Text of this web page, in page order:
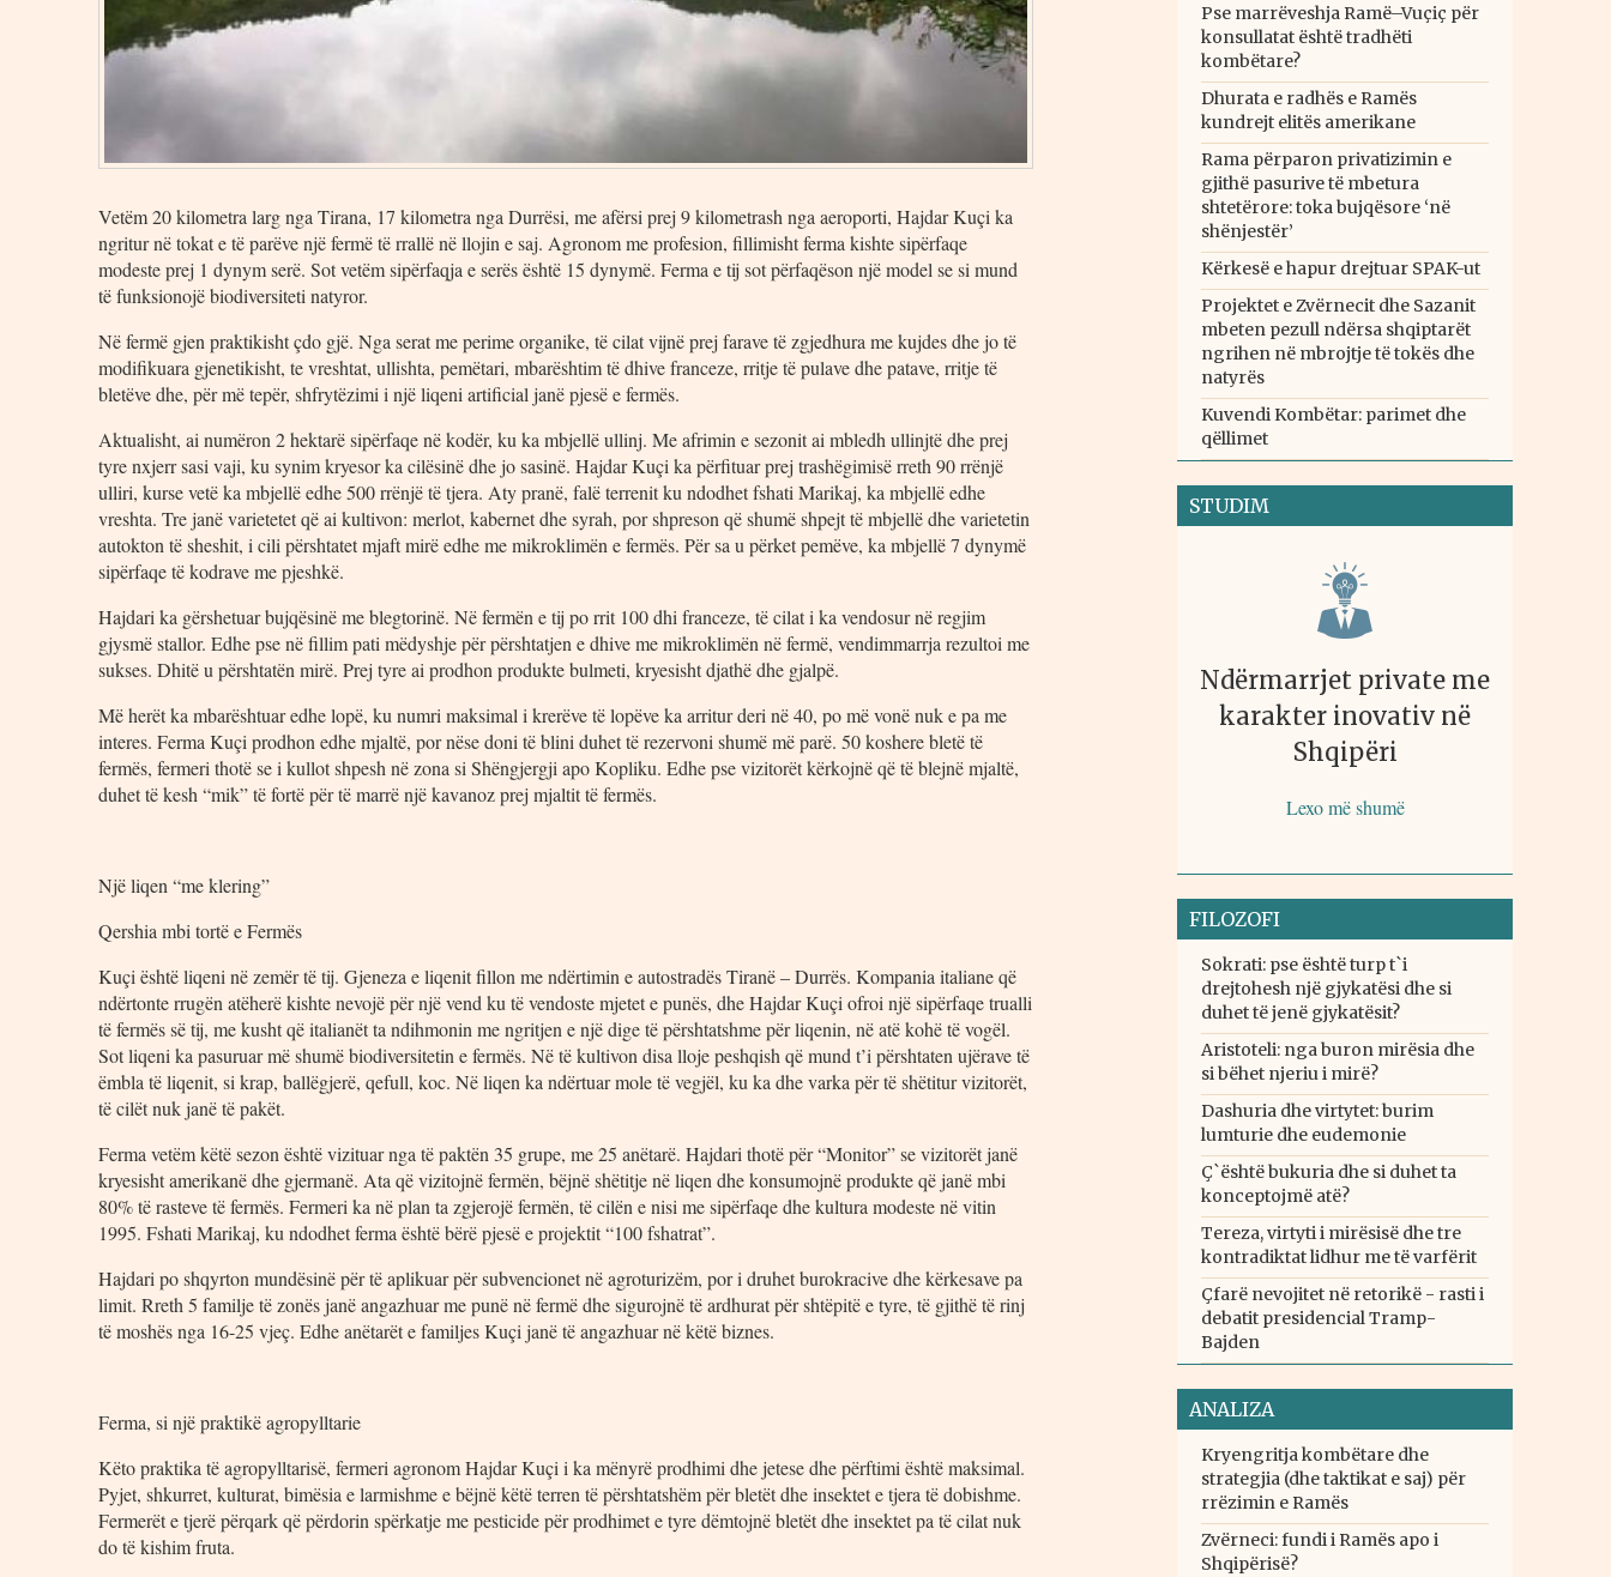
Vetëm 20 kilometra larg nga Tirana, 17 kilometra nga Durrësi, me afërsi prej 9 kilometrash nga aeroporti, Hajdar Kuçi ka
ngritur në tokat e të parëve një fermë të rrallë në llojin e saj. Agronom me profesion, fillimisht ferma kishte sipërfaqe
modeste prej 1 dynym serë. Sot vetëm sipërfaqja e serës është 15 dynymë. Ferma e tij sot përfaqëson një model se si mund
të funksionojë biodiversiteti natyror.
Në fermë gjen praktikisht çdo gjë. Nga serat me perime organike, të cilat vijnë prej farave të zgjedhura me kujdes dhe jo të
modifikuara gjenetikisht, te vreshtat, ullishta, pemëtari, mbarështim të dhive franceze, rritje të pulave dhe patave, rritje të
bletëve dhe, për më tepër, shfrytëzimi i një liqeni artificial janë pjesë e fermës.
Aktualisht, ai numëron 2 hektarë sipërfaqe në kodër, ku ka mbjellë ullinj. Me afrimin e sezonit ai mbledh ullinjtë dhe prej
tyre nxjerr sasi vaji, ku synim kryesor ka cilësinë dhe jo sasinë. Hajdar Kuçi ka përfituar prej trashëgimisë rreth 90 rrënjë
ulliri, kurse vetë ka mbjellë edhe 500 rrënjë të tjera. Aty pranë, falë terrenit ku ndodhet fshati Marikaj, ka mbjellë edhe
vreshta. Tre janë varietetet që ai kultivon: merlot, kabernet dhe syrah, por shpreson që shumë shpejt të mbjellë dhe varietetin
autokton të sheshit, i cili përshtatet mjaft mirë edhe me mikroklimën e fermës. Për sa u përket pemëve, ka mbjellë 7 dynymë
sipërfaqe të kodrave me pjeshkë.
Hajdari ka gërshetuar bujqësinë me blegtorinë. Në fermën e tij po rrit 100 dhi franceze, të cilat i ka vendosur në regjim
gjysmë stallor. Edhe pse në fillim pati mëdyshje për përshtatjen e dhive me mikroklimën në fermë, vendimmarrja rezultoi me
sukses. Dhitë u përshtatën mirë. Prej tyre ai prodhon produkte bulmeti, kryesisht djathë dhe gjalpë.
Më herët ka mbarështuar edhe lopë, ku numri maksimal i krerëve të lopëve ka arritur deri në 40, po më vonë nuk e pa me
interes. Ferma Kuçi prodhon edhe mjaltë, por nëse doni të blini duhet të rezervoni shumë më parë. 50 koshere bletë të
fermës, fermeri thotë se i kullot shpesh në zona si Shëngjergji apo Kopliku. Edhe pse vizitorët kërkojnë që të blejnë mjaltë,
duhet të kesh “mik” të fortë për të marrë një kavanoz prej mjaltit të fermës.
Një liqen “me klering”
Qershia mbi tortë e Fermës
Kuçi është liqeni në zemër të tij. Gjeneza e liqenit fillon me ndërtimin e autostradës Tiranë – Durrës. Kompania italiane që
ndërtonte rrugën atëherë kishte nevojë për një vend ku të vendoste mjetet e punës, dhe Hajdar Kuçi ofroi një sipërfaqe trualli
të fermës së tij, me kusht që italianët ta ndihmonin me ngritjen e një dige të përshtatshme për liqenin, në atë kohë të vogël.
Sot liqeni ka pasuruar më shumë biodiversitetin e fermës. Në të kultivon disa lloje peshqish që mund t’i përshtaten ujërave të
ëmbla të liqenit, si krap, ballëgjerë, qefull, koc. Në liqen ka ndërtuar mole të vegjël, ku ka dhe varka për të shëtitur vizitorët,
të cilët nuk janë të pakët.
Ferma vetëm këtë sezon është vizituar nga të paktën 35 grupe, me 25 anëtarë. Hajdari thotë për “Monitor” se vizitorët janë
kryesisht amerikanë dhe gjermanë. Ata që vizitojnë fermën, bëjnë shëtitje në liqen dhe konsumojnë produkte që janë mbi
80% të rasteve të fermës. Fermeri ka në plan ta zgjerojë fermën, të cilën e nisi me sipërfaqe dhe kultura modeste në vitin
1995. Fshati Marikaj, ku ndodhet ferma është bërë pjesë e projektit “100 fshatrat”.
Hajdari po shqyrton mundësinë për të aplikuar për subvencionet në agroturizëm, por i druhet burokracive dhe kërkesave pa
limit. Rreth 5 familje të zonës janë angazhuar me punë në fermë dhe sigurojnë të ardhurat për shtëpitë e tyre, të gjithë të rinj
të moshës nga 16-25 vjeç. Edhe anëtarët e familjes Kuçi janë të angazhuar në këtë biznes.
Ferma, si një praktikë agropylltarie
Këto praktika të agropylltarisë, fermeri agronom Hajdar Kuçi i ka mënyrë prodhimi dhe jetese dhe përftimi është maksimal.
Pyjet, shkurret, kulturat, bimësia e larmishme e bëjnë këtë terren të përshtatshëm për bletët dhe insektet e tjera të dobishme.
Fermerët e tjerë përqark që përdorin spërkatje me pesticide për prodhimet e tyre dëmtojnë bletët dhe insektet pa të cilat nuk
do të kishim fruta.
Pse marrëveshja Ramë–Vuçiç për
konsullatat është tradhëti
kombëtare?
Dhurata e radhës e Ramës
kundrejt elitës amerikane
Rama përparon privatizimin e
gjithë pasurive të mbetura
shtetërore: toka bujqësore ‘në
shënjestër’
Kërkesë e hapur drejtuar SPAK-ut
Projektet e Zvërnecit dhe Sazanit
mbeten pezull ndërsa shqiptarët
ngrihen në mbrojtje të tokës dhe
natyrës
Kuvendi Kombëtar: parimet dhe
qëllimet
STUDIM
Ndërmarrjet private me
karakter inovativ në
Shqipëri
Lexo më shumë
FILOZOFI
Sokrati: pse është turp t`i
drejtohesh një gjykatësi dhe si
duhet të jenë gjykatësit?
Aristoteli: nga buron mirësia dhe
si bëhet njeriu i mirë?
Dashuria dhe virtytet: burim
lumturie dhe eudemonie
Ç`është bukuria dhe si duhet ta
konceptojmë atë?
Tereza, virtyti i mirësisë dhe tre
kontradiktat lidhur me të varfërit
Çfarë nevojitet në retorikë - rasti i
debatit presidencial Tramp-
Bajden
ANALIZA
Kryengritja kombëtare dhe
strategjia (dhe taktikat e saj) për
rrëzimin e Ramës
Zvërneci: fundi i Ramës apo i
Shqipërisë?